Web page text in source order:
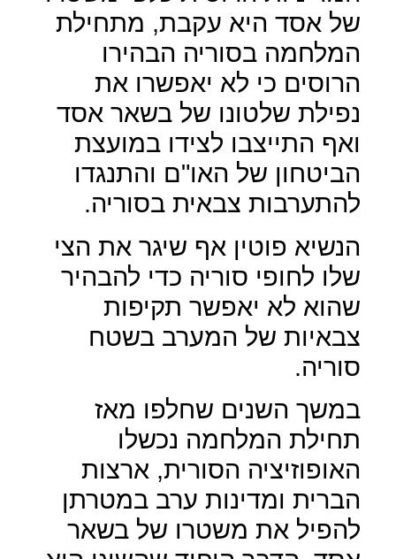
של אסד היא עקבת, מתחילת
המלחמה בסוריה הבהירו
הרוסים כי לא יאפשרו את
נפילת שלטונו של בשאר אסד
ואף התייצבו לצידו במועצת
הביטחון של האו"ם והתנגדו
להתערבות צבאית בסוריה.
הנשיא פוטין אף שיגר את הצי
שלו לחופי סוריה כדי להבהיר
שהוא לא יאפשר תקיפות
צבאיות של המערב בשטח
סוריה.
במשך השנים שחלפו מאז
תחילת המלחמה נכשלו
האופוזיציה הסורית, ארצות
הברית ומדינות ערב במטרתן
להפיל את משטרו של בשאר